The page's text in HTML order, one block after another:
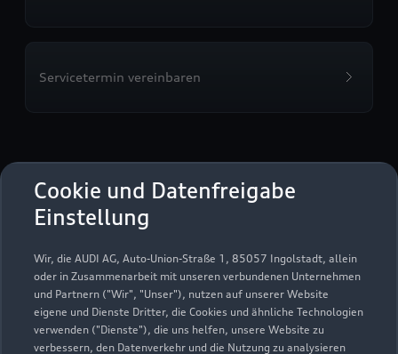
Cookie und Datenfreigabe
Einstellung
Wir, die AUDI AG, Auto-Union-Straße 1, 85057 Ingolstadt, allein
oder in Zusammenarbeit mit unseren verbundenen Unternehmen
und Partnern ("Wir", "Unser"), nutzen auf unserer Website
eigene und Dienste Dritter, die Cookies und ähnliche Technologien
verwenden ("Dienste"), die uns helfen, unsere Website zu
verbessern, den Datenverkehr und die Nutzung zu analysieren
Servicetermin vereinbaren
Holzbrecher Automobile
GmbH & Co. KG